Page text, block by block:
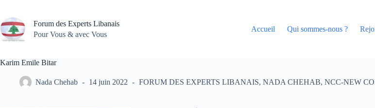
contenu
Forum des Experts Libanais
Pour Vous & avec Vous
Accueil Qui sommes-nous ?
Karim Emile Bitar
Nada Chehab 14 juin 2022 FORUM DES EXPERTS LIBANAIS, NADA CHEHAB, NCC-NEW